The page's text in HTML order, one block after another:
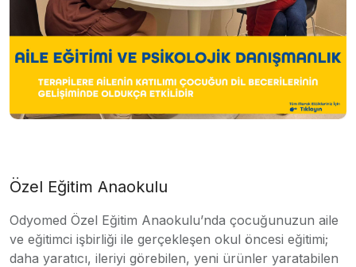
Özel Eğitim Anaokulu
Odyomed Özel Eğitim Anaokulu’nda çocuğunuzun aile
ve eğitimci işbirliği ile gerçekleşen okul öncesi eğitimi;
daha yaratıcı, ileriyi görebilen, yeni ürünler yaratabilen